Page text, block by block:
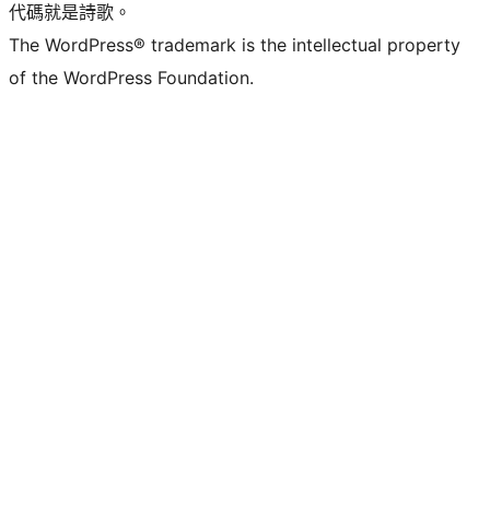
代碼就是詩歌。
The WordPress® trademark is the intellectual property
of the WordPress Foundation.